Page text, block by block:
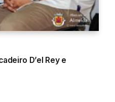
D’el Rey e